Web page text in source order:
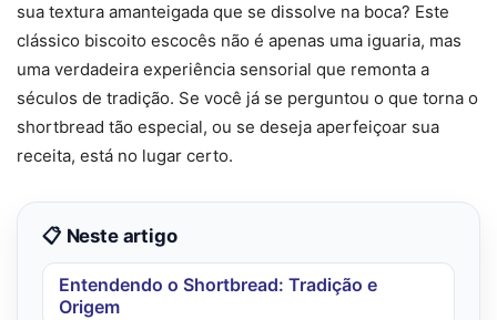
sua textura amanteigada que se dissolve na boca? Este
clássico biscoito escocês não é apenas uma iguaria, mas
uma verdadeira experiência sensorial que remonta a
séculos de tradição. Se você já se perguntou o que torna o
shortbread tão especial, ou se deseja aperfeiçoar sua
receita, está no lugar certo.
📋 Neste artigo
Entendendo o Shortbread: Tradição e
Origem